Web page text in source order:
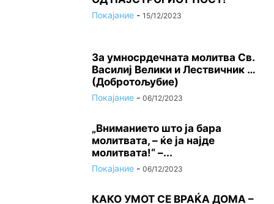
Покајание - 15/12/2023
За умносрдечната молитва Св.
Василиј Велики и Лествичник …
(Добротољубие)
Покајание - 06/12/2023
„Вниманието што jа бара
молитвата, – ќе jа најде
молитвата!“ –...
Покајание - 06/12/2023
КАКО УМОТ СЕ ВРАЌА ДОМА –